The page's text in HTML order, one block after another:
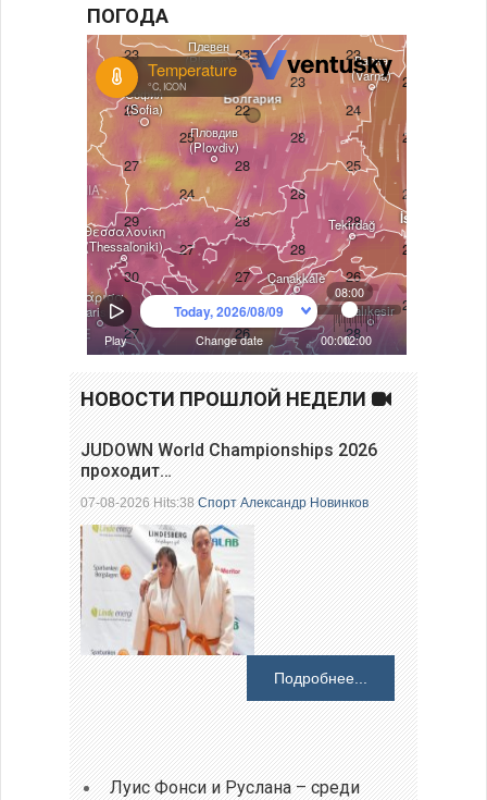
ПОГОДА
НОВОСТИ ПРОШЛОЙ НЕДЕЛИ
JUDOWN World Championships 2026
проходит…
07-08-2026 Hits:38Спорт Александр Новинков
Подробнее...
Луис Фонси и Руслана – среди